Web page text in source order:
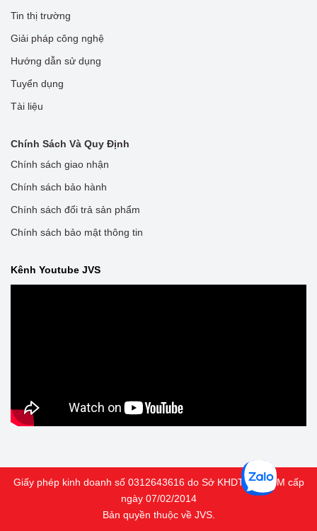
Tin thị trường
Giải pháp công nghệ
Hướng dẫn sử dụng
Tuyển dụng
Tài liệu
Chính Sách Và Quy Định
Chính sách giao nhận
Chính sách bảo hành
Chính sách đổi trả sản phẩm
Chính sách bảo mật thông tin
Kênh Youtube JVS
Giấy phép kinh doanh số 0312643616 do Sở KHDT TP HCM cấp
ngày 07/02/2014
Bản quyền thuộc về JVS.